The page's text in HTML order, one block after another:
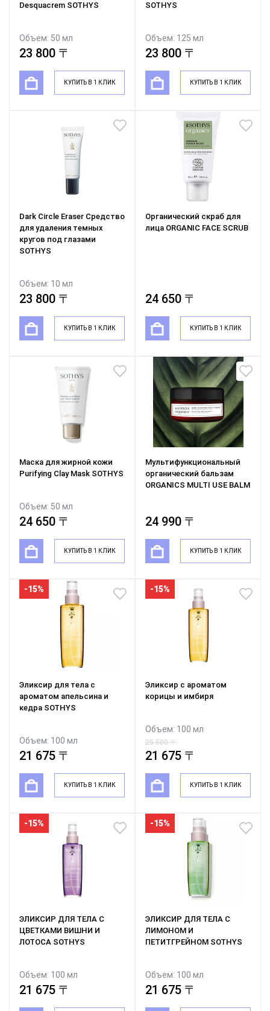
Desquacrem SOTHYS
Объем: 50 мл
23 800 〒
КУПИТЬ В 1 КЛИК
SOTHYS
Объем: 125 мл
23 800 〒
КУПИТЬ В 1 КЛИК
Dark Circle Eraser Средство
для удаления темных
кругов под глазами
SOTHYS
Объем: 10 мл
23 800 〒
КУПИТЬ В 1 КЛИК
Органический скраб для
лица ORGANIC FACE SCRUB
24 650 〒
КУПИТЬ В 1 КЛИК
Маска для жирной кожи
Purifying Clay Mask SOTHYS
Объем: 50 мл
24 650 〒
КУПИТЬ В 1 КЛИК
Мультифункциональный
органический бальзам
ORGANICS MULTI USE BALM
24 990 〒
КУПИТЬ В 1 КЛИК
-15%
Эликсир для тела с
ароматом апельсина и
кедра SOTHYS
Объем: 100 мл
21 675 〒
25 500 〒
КУПИТЬ В 1 КЛИК
-15%
Эликсир с ароматом
корицы и имбиря
Объем: 100 мл
21 675 〒
25 500 〒
КУПИТЬ В 1 КЛИК
-15%
ЭЛИКСИР ДЛЯ ТЕЛА С
ЦВЕТКАМИ ВИШНИ И
ЛОТОСА SOTHYS
Объем: 100 мл
21 675 〒
25 500 〒
-15%
ЭЛИКСИР ДЛЯ ТЕЛА С
ЛИМОНОМ И
ПЕТИТГРЕЙНОМ SOTHYS
Объем: 100 мл
21 675 〒
25 500 〒